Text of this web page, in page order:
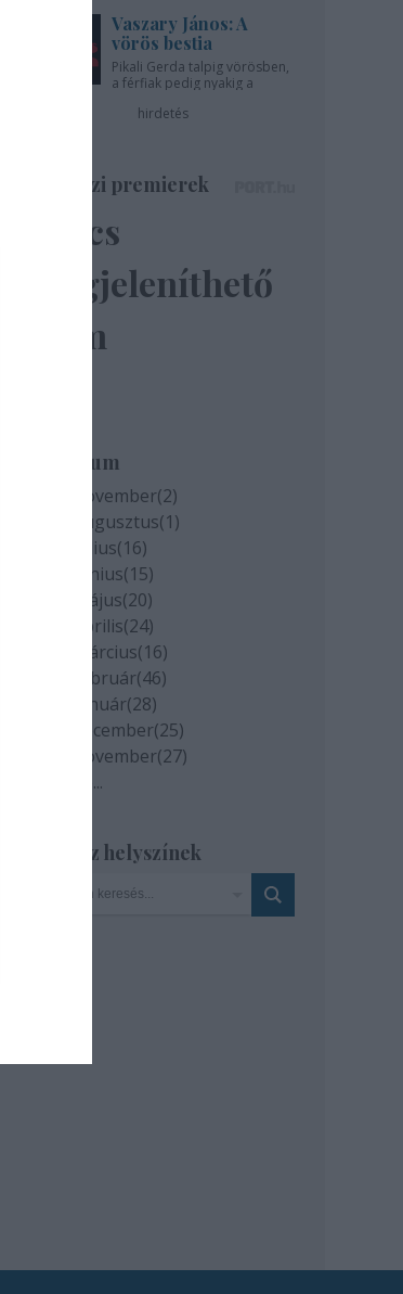
Vaszary János: A
vörös bestia
Pikali Gerda talpig vörösben,
a férfiak pedig nyakig a
hirdetés
Színházi premierek
Nincs
megjeleníthető
elem
Archívum
2020 november(2)
2020 augusztus(1)
2020 július(16)
2020 június(15)
2020 május(20)
2020 április(24)
2020 március(16)
2020 február(46)
2020 január(28)
2019 december(25)
2019 november(27)
...
Szinház helyszínek